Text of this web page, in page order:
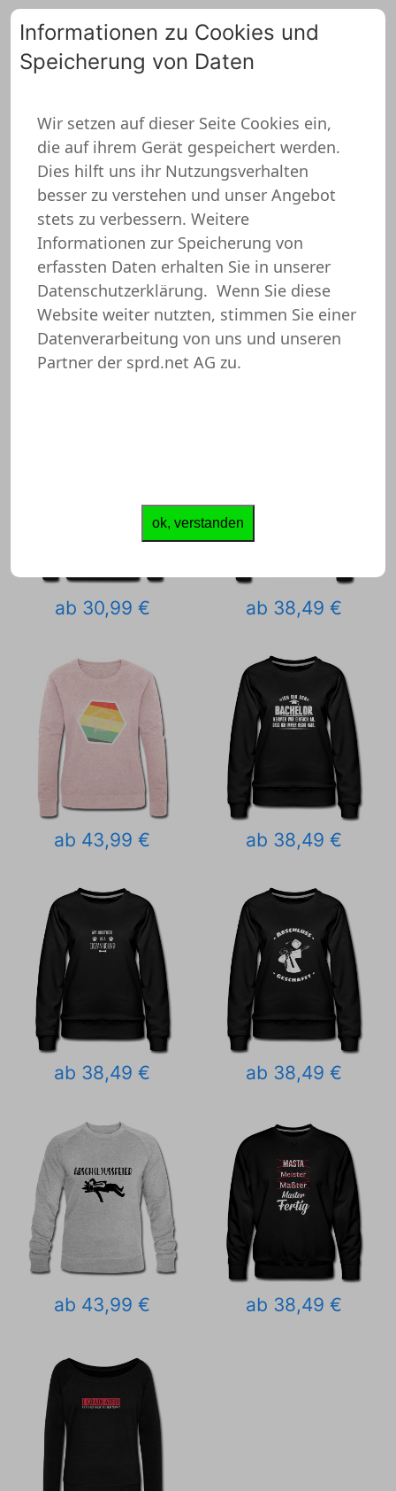
Abschlussfeier Pullover
ab 30,99 € ab 38,49 €
ab 43,99 € ab 38,49 €
ab 38,49 € ab 38,49 €
ab 43,99 € ab 38,49 €
Informationen zu Cookies und
Speicherung von Daten
Wir setzen auf dieser Seite Cookies ein,
die auf ihrem Gerät gespeichert werden.
Dies hilft uns ihr Nutzungsverhalten
besser zu verstehen und unser Angebot
stets zu verbessern. Weitere
Informationen zur Speicherung von
erfassten Daten erhalten Sie in unserer
Datenschutzerklärung. Wenn Sie diese
Website weiter nutzten, stimmen Sie einer
Datenverarbeitung von uns und unseren
Partner der sprd.net AG zu.
ok, verstanden